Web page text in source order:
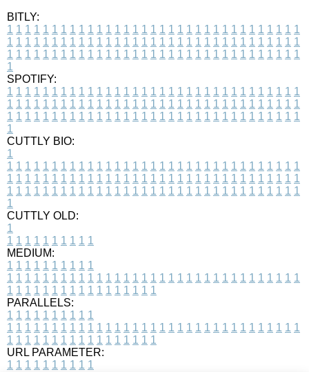
BITLY:
1 1 1 1 1 1 1 1 1 1 1 1 1 1 1 1 1 1 1 1 1 1 1 1 1 1 1 1 1 1 1 1 1
1 1 1 1 1 1 1 1 1 1 1 1 1 1 1 1 1 1 1 1 1 1 1 1 1 1 1 1 1 1 1 1 1
1 1 1 1 1 1 1 1 1 1 1 1 1 1 1 1 1 1 1 1 1 1 1 1 1 1 1 1 1 1 1 1 1
1
SPOTIFY:
1 1 1 1 1 1 1 1 1 1 1 1 1 1 1 1 1 1 1 1 1 1 1 1 1 1 1 1 1 1 1 1 1
1 1 1 1 1 1 1 1 1 1 1 1 1 1 1 1 1 1 1 1 1 1 1 1 1 1 1 1 1 1 1 1 1
1 1 1 1 1 1 1 1 1 1 1 1 1 1 1 1 1 1 1 1 1 1 1 1 1 1 1 1 1 1 1 1 1
1
CUTTLY BIO:
1
1 1 1 1 1 1 1 1 1 1 1 1 1 1 1 1 1 1 1 1 1 1 1 1 1 1 1 1 1 1 1 1 1
1 1 1 1 1 1 1 1 1 1 1 1 1 1 1 1 1 1 1 1 1 1 1 1 1 1 1 1 1 1 1 1 1
1 1 1 1 1 1 1 1 1 1 1 1 1 1 1 1 1 1 1 1 1 1 1 1 1 1 1 1 1 1 1 1 1
1
CUTTLY OLD:
1
1 1 1 1 1 1 1 1 1 1
MEDIUM:
1 1 1 1 1 1 1 1 1 1
1 1 1 1 1 1 1 1 1 1 1 1 1 1 1 1 1 1 1 1 1 1 1 1 1 1 1 1 1 1 1 1 1
1 1 1 1 1 1 1 1 1 1 1 1 1 1 1 1 1
PARALLELS:
1 1 1 1 1 1 1 1 1 1
1 1 1 1 1 1 1 1 1 1 1 1 1 1 1 1 1 1 1 1 1 1 1 1 1 1 1 1 1 1 1 1 1
1 1 1 1 1 1 1 1 1 1 1 1 1 1 1 1 1
URL PARAMETER:
1 1 1 1 1 1 1 1 1 1